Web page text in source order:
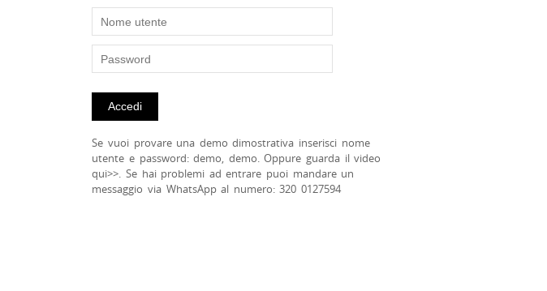
Se vuoi provare una demo dimostrativa inserisci nome
utente e password: demo, demo. Oppure guarda il video
qui>>. Se hai problemi ad entrare puoi mandare un
messaggio via WhatsApp al numero: 320 0127594